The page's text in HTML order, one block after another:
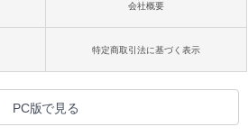
会社概要
特定商取引法に基づく表示
PC版で見る